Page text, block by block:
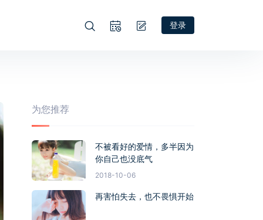
登录
为您推荐
不被看好的爱情，多半因为
你自己也没底气
2018-10-06
再害怕失去，也不畏惧开始